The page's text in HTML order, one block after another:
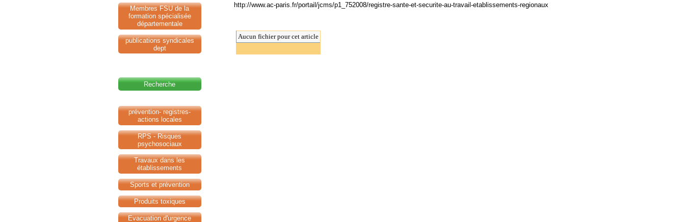
Membres FSU de la
formation spécialisée
départementale
publications syndicales
dept
Recherche
prévention- registres-
actions locales
RPS - Risques
psychosociaux
Travaux dans les
établissements
Sports et prévention
Produits toxiques
Evacuation d'urgence
http://www.ac-paris.fr/portail/jcms/p1_752008/registre-sante-et-securite-au-travail-etablissements-regionaux
Aucun fichier pour cet article